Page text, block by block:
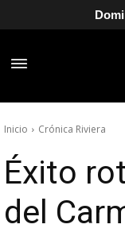
Inicio Crónica Riviera
Éxito
del